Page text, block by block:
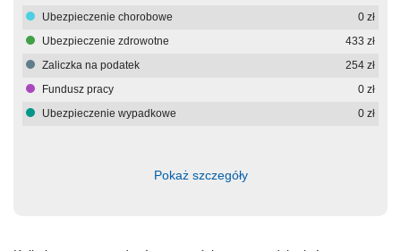
Ubezpieczenie chorobowe
0 zł
Ubezpieczenie zdrowotne
433 zł
Zaliczka na podatek
254 zł
Fundusz pracy
0 zł
Ubezpieczenie wypadkowe
0 zł
Pokaż szczegóły